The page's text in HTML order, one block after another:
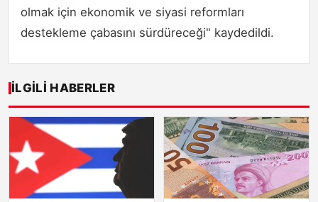
olmak için ekonomik ve siyasi reformları
destekleme çabasını sürdüreceği" kaydedildi.
İLGILI HABERLER